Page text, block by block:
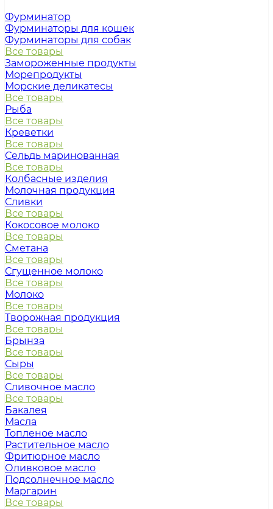
Фурминатор
Фурминаторы для кошек
Фурминаторы для собак
Все товары
Замороженные продукты
Морепродукты
Морские деликатесы
Все товары
Рыба
Все товары
Креветки
Все товары
Сельдь маринованная
Все товары
Колбасные изделия
Молочная продукция
Сливки
Все товары
Кокосовое молоко
Все товары
Сметана
Все товары
Сгущенное молоко
Все товары
Молоко
Все товары
Творожная продукция
Все товары
Брынза
Все товары
Сыры
Все товары
Сливочное масло
Все товары
Бакалея
Масла
Топленое масло
Растительное масло
Фритюрное масло
Оливковое масло
Подсолнечное масло
Маргарин
Все товары